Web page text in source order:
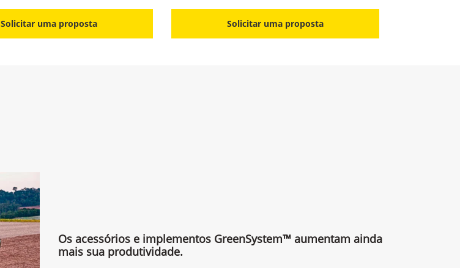
Solicitar uma proposta Solicitar uma proposta
Os acessórios e implementos GreenSystem™ aumentam ainda
mais sua produtividade.​